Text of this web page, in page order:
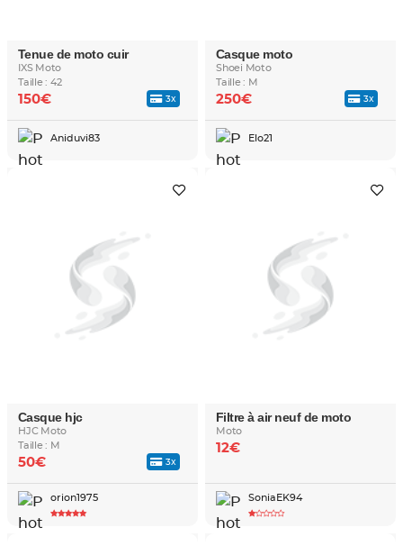
Tenue de moto cuir
IXS Moto
Taille : 42
3x
150€
Aniduvi83
Casque moto
Shoei Moto
Taille : M
3x
250€
Elo21
Casque hjc
HJC Moto
Taille : M
3x
50€
orion1975
Filtre à air neuf de moto
Moto
12€
SoniaEK94